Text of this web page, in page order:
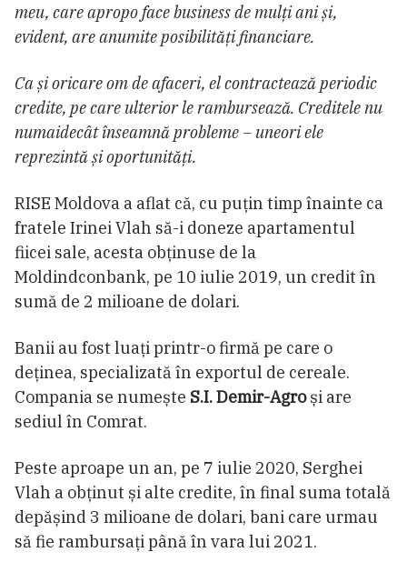
meu, care apropo face business de mulți ani și,
evident, are anumite posibilități financiare.
Ca și oricare om de afaceri, el contractează periodic
credite, pe care ulterior le rambursează. Creditele nu
numaidecât înseamnă probleme – uneori ele
reprezintă și oportunități.
RISE Moldova a aflat că, cu puțin timp înainte ca
fratele Irinei Vlah să-i doneze apartamentul
fiicei sale, acesta obținuse de la
Moldindconbank, pe 10 iulie 2019, un credit în
sumă de 2 milioane de dolari.
Banii au fost luați printr-o firmă pe care o
deținea, specializată în exportul de cereale.
Compania se numește S.I. Demir-Agroși are
sediul în Comrat.
Peste aproape un an, pe 7 iulie 2020, Serghei
Vlah a obținut și alte credite, în final suma totală
depășind 3 milioane de dolari, bani care urmau
să fie rambursați până în vara lui 2021.